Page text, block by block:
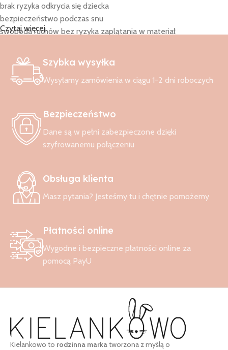
brak ryzyka odkrycia się dziecka
bezpieczeństwo podczas snu
swoboda ruchów bez ryzyka zaplątania w materiał
Śpiworki do spania mogą być używane już od pierwszych dni
życia dziecka. Zapewniają poczucie bezpieczeństwa i otulenia,
jednocześnie nie ograniczając ruchów. To rozwiązanie, które
Wybierz śpiworek do spania
dopasowany do potrzeb Twojego
Dobrze dobrany śpiworek do spania to inwestycja w spokojne
noce i komfort całej rodziny. To nie tylko wygoda, ale przede
wszystkim bezpieczeństwo i lepsza jakość snu dziecka. Sprawdź
odpowiada potrzebom Twojego maluszka.
Czytaj więcej
Szybka wysyłka
Wysyłamy zamówienia w ciągu 1-2 dni roboczych
Bezpieczeństwo
Dane są w pełni zabezpieczone dzięki
szyfrowanemu połączeniu
Obsługa klienta
Masz pytania? Jesteśmy tu i chętnie pomożemy
Płatności online
Wygodne i bezpieczne płatności online za
pomocą PayU
Kielankowo to rodzinna markatworzona z myślą o